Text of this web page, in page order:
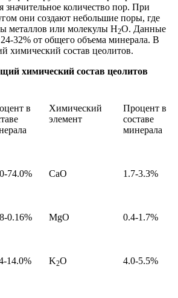
количество пор. При
они создают небольшие поры, где
металлов или молекулы H2O. Данные
32% от общего объема минерала. В
химический состав цеолитов.
химический состав цеолитов
в
Химический
элемент
Процент в
составе
минерала
74.0% CaO 1.7-3.3%
0.16% MgO 0.4-1.7%
14.0% K2O 4.0-5.5%